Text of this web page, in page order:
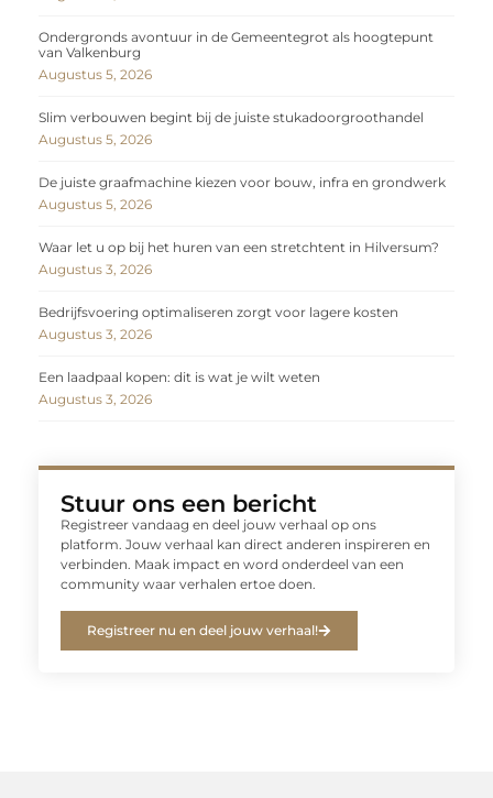
Ondergronds avontuur in de Gemeentegrot als hoogtepunt
van Valkenburg
Augustus 5, 2026
Slim verbouwen begint bij de juiste stukadoorgroothandel
Augustus 5, 2026
De juiste graafmachine kiezen voor bouw, infra en grondwerk
Augustus 5, 2026
Waar let u op bij het huren van een stretchtent in Hilversum?
Augustus 3, 2026
Bedrijfsvoering optimaliseren zorgt voor lagere kosten
Augustus 3, 2026
Een laadpaal kopen: dit is wat je wilt weten
Augustus 3, 2026
Stuur ons een bericht
Registreer vandaag en deel jouw verhaal op ons
platform. Jouw verhaal kan direct anderen inspireren en
verbinden. Maak impact en word onderdeel van een
community waar verhalen ertoe doen.
Registreer nu en deel jouw verhaal!